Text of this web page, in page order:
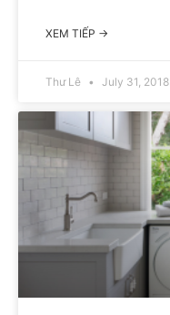
XEM TIẾP →
Thư Lê July 31, 2018